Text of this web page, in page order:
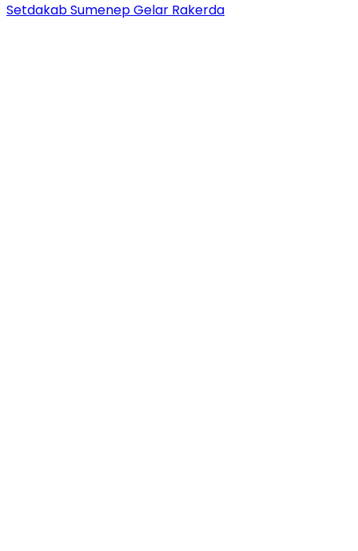
Setdakab Sumenep Gelar Rakerda